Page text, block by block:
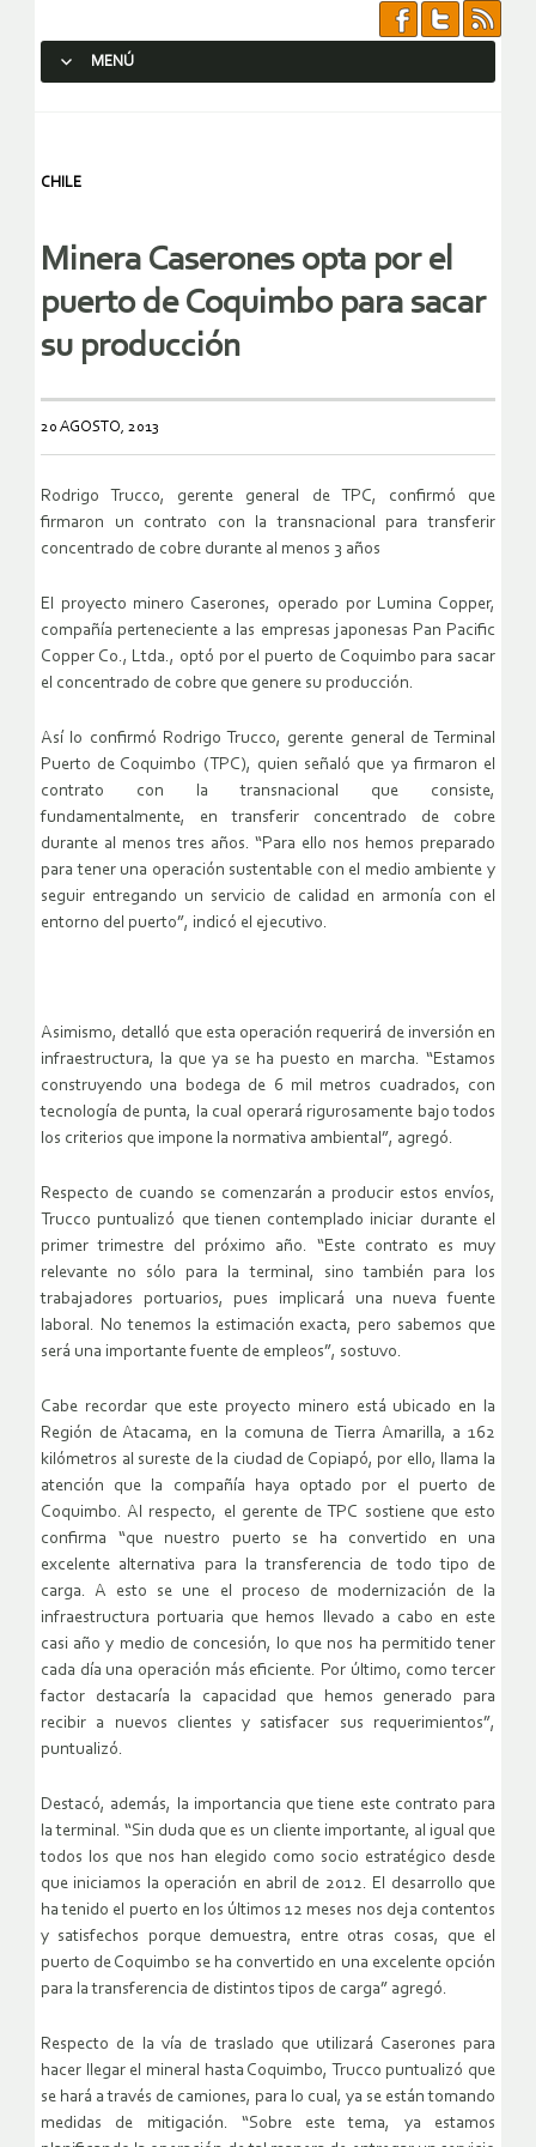
MENÚ
CHILE
Minera Caserones opta por el
puerto de Coquimbo para sacar
su producción
20 AGOSTO, 2013
Rodrigo Trucco, gerente general de TPC, confirmó que
firmaron un contrato con la transnacional para transferir
concentrado de cobre durante al menos 3 años
El proyecto minero Caserones, operado por Lumina Copper,
compañía perteneciente a las empresas japonesas Pan Pacific
Copper Co., Ltda., optó por el puerto de Coquimbo para sacar
el concentrado de cobre que genere su producción.
Así lo confirmó Rodrigo Trucco, gerente general de Terminal
Puerto de Coquimbo (TPC), quien señaló que ya firmaron el
contrato con la transnacional que consiste,
fundamentalmente, en transferir concentrado de cobre
durante al menos tres años. “Para ello nos hemos preparado
para tener una operación sustentable con el medio ambiente y
seguir entregando un servicio de calidad en armonía con el
entorno del puerto”, indicó el ejecutivo.
Asimismo, detalló que esta operación requerirá de inversión en
infraestructura, la que ya se ha puesto en marcha. “Estamos
construyendo una bodega de 6 mil metros cuadrados, con
tecnología de punta, la cual operará rigurosamente bajo todos
los criterios que impone la normativa ambiental”, agregó.
Respecto de cuando se comenzarán a producir estos envíos,
Trucco puntualizó que tienen contemplado iniciar durante el
primer trimestre del próximo año. “Este contrato es muy
relevante no sólo para la terminal, sino también para los
trabajadores portuarios, pues implicará una nueva fuente
laboral. No tenemos la estimación exacta, pero sabemos que
será una importante fuente de empleos”, sostuvo.
Cabe recordar que este proyecto minero está ubicado en la
Región de Atacama, en la comuna de Tierra Amarilla, a 162
kilómetros al sureste de la ciudad de Copiapó, por ello, llama la
atención que la compañía haya optado por el puerto de
Coquimbo. Al respecto, el gerente de TPC sostiene que esto
confirma “que nuestro puerto se ha convertido en una
excelente alternativa para la transferencia de todo tipo de
carga. A esto se une el proceso de modernización de la
infraestructura portuaria que hemos llevado a cabo en este
casi año y medio de concesión, lo que nos ha permitido tener
cada día una operación más eficiente. Por último, como tercer
factor destacaría la capacidad que hemos generado para
recibir a nuevos clientes y satisfacer sus requerimientos”,
puntualizó.
Destacó, además, la importancia que tiene este contrato para
la terminal. “Sin duda que es un cliente importante, al igual que
todos los que nos han elegido como socio estratégico desde
que iniciamos la operación en abril de 2012. El desarrollo que
ha tenido el puerto en los últimos 12 meses nos deja contentos
y satisfechos porque demuestra, entre otras cosas, que el
puerto de Coquimbo se ha convertido en una excelente opción
para la transferencia de distintos tipos de carga” agregó.
Respecto de la vía de traslado que utilizará Caserones para
hacer llegar el mineral hasta Coquimbo, Trucco puntualizó que
se hará a través de camiones, para lo cual, ya se están tomando
medidas de mitigación. “Sobre este tema, ya estamos